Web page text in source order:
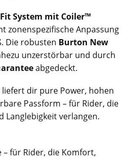
System mit Coiler™
zonenspezifische Anpassung
Die robusten Burton New
unzerstörbar und durch
abgedeckt.
liefert dir pure Power, hohen
Passform – für Rider, die
Langlebigkeit verlangen.
für Rider, die Komfort,